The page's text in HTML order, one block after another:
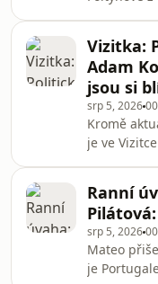
v hlavním
umělecká
Kintery
Sousoší
Plášť
Zombie
Vizitka:
Adam
jsou si
srp 5, 2026
Kromě
je ve
obyvatelé
kontrolovat
ve Vizitce.
vzbuzuje
Ranní
srp 5, 2026
Mateo
je